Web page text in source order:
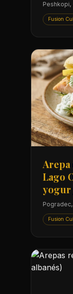
Peshkopi,
Fusion
Lago
yogur
Fusion